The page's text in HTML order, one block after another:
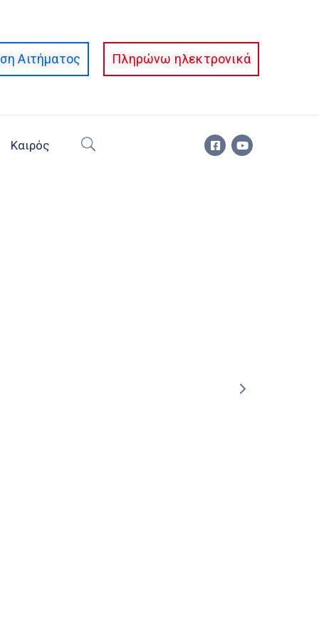
Αιτήματος Πληρώνω ηλεκτρονικά
Καιρός